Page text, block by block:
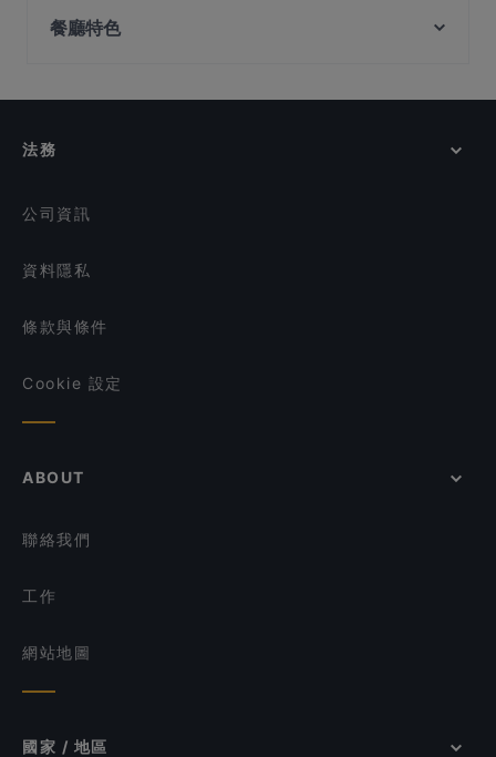
ASTONS Specialities - Punggol Coast Mall
Trovato
Eminami - Pasir Ris
Fort Canning Park, 新加坡
餐廳特色
在 新加坡 的 休閒餐廳
法務
公司資訊
資料隱私
條款與條件
Cookie 設定
ABOUT
聯絡我們
工作
網站地圖
國家 / 地區